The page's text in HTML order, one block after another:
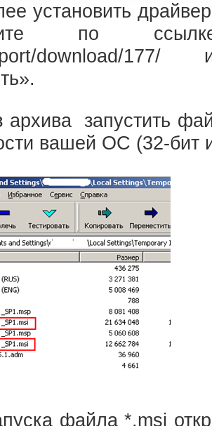
установить
по ссылке
download/177/
архива запустить
вашей ОС (32-бит
файла *.msi